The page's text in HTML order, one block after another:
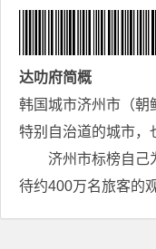
达叻府简概
韩国城市济州市（朝
特别自治道的城市，
济州市标榜自己为
待约400万名旅客的